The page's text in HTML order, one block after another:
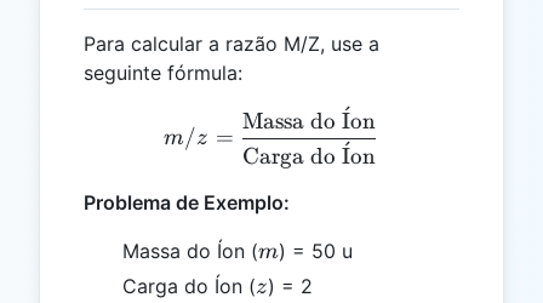
Para calcular a razão M/Z, use a
seguinte fórmula:
m/z = \frac{\text{Massa
m/z =
Carga doI
ˊon
Massa doI
ˊon
Problema de Exemplo:
Massa do Íon (m
m) = 50 u
Carga do Íon (z
z) = 2